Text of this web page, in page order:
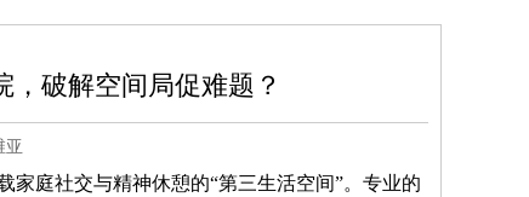
，破解空间局促难题？
亚
庭社交与精神休憩的“第三生活空间”。专业的